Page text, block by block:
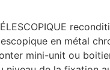
en métal
mini-unit ou